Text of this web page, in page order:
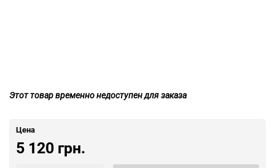
Этот товар временно недоступен для заказа
Цена
5 120 грн.